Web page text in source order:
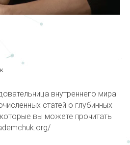
внутреннего мира
статей о глубинных
вы можете прочитать